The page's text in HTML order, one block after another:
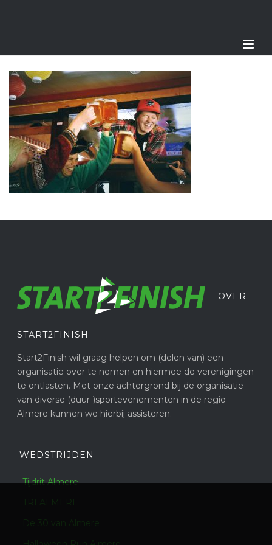
OVER
START2FINISH
Start2Finish wil graag helpen om (delen van) een
organisatie over te nemen en hiermee de verenigingen
te ontlasten. Met onze achtergrond bij de organisatie
van diverse (duur-)sportevenementen in de regio
Almere kunnen we hierbij assisteren.
WEDSTRIJDEN
Tijdrit Almere
TRI ALMERE
De 30 van Almere